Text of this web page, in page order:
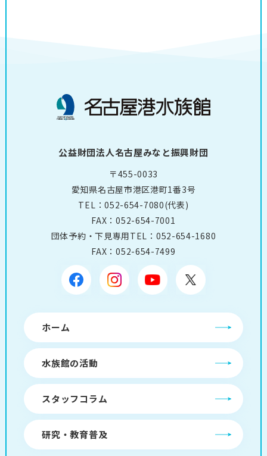
公益財団法人名古屋みなと振興財団
〒455-0033
愛知県名古屋市港区港町1番3号
TEL：052-654-7080(代表)
FAX：052-654-7001
団体予約・下見専用TEL： 052-654-1680
FAX：052-654-7499
ホーム
水族館の活動
スタッフコラム
研究・教育普及